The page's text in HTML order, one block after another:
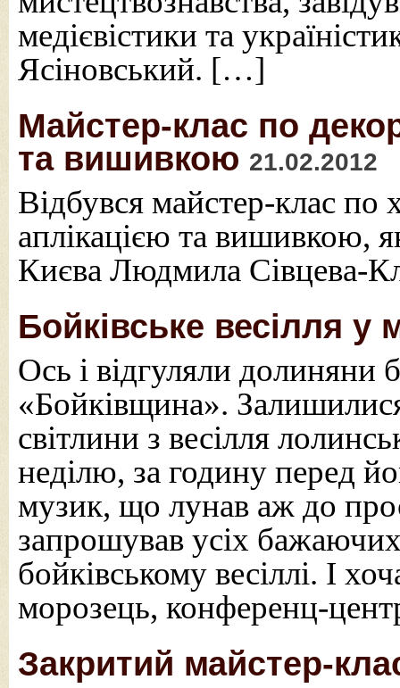
медієвістики та
Ясіновський. […]
Майстер-клас по
та вишивкою 21.02.2012
Відбувся майстер-клас
аплікацією та вишивкою,
Києва Людмила Сівцева-
Бойківське весілля у
Ось і відгуляли долиняни
«Бойківщина».
світлини з весілля
неділю, за годину перед
музик, що лунав аж до
запрошував усіх
бойківському весіллі. І
морозець, конференц-
Закритий майстер-